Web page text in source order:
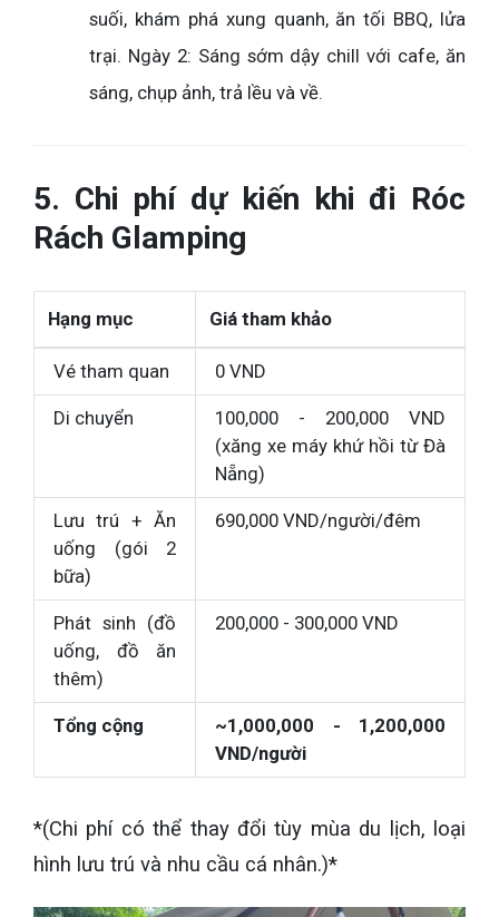
suối, khám phá xung quanh, ăn tối BBQ, lửa
trại. Ngày 2: Sáng sớm dậy chill với cafe, ăn
sáng, chụp ảnh, trả lều và về.
5. Chi phí dự kiến khi đi Róc
Rách Glamping
Hạng mục Giá tham khảo
Vé tham quan 0 VND
Di chuyển
100,000 - 200,000 VND
(xăng xe máy khứ hồi từ Đà
Nẵng)
Lưu trú + Ăn
uống (gói 2
bữa)
690,000 VND/người/đêm
Phát sinh (đồ
uống, đồ ăn
thêm)
200,000 - 300,000 VND
Tổng cộng
~1,000,000 - 1,200,000
VND/người
*(Chi phí có thể thay đổi tùy mùa du lịch, loại
hình lưu trú và nhu cầu cá nhân.)*